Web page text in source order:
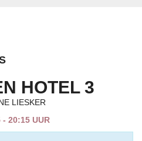
HOTEL 3
LIESKER
- 20:15 UUR